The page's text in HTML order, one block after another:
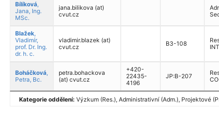
Bílíková,
Jana, Ing.
MSc.
jana.bilikova (at)
cvut.cz
Blažek,
Vladimír,
prof. Dr. Ing.
dr. h. c.
vladimir.blazek (at)
cvut.cz
B3-108
Boháčková,
Petra, Bc.
petra.bohackova
(at) cvut.cz
+420-
22435-
4196
JP:B-207
Kategorie oddělení: Výzkum (Res.), Administrativní (Adm.), Projektové